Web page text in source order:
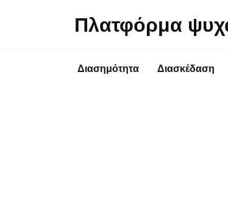
Πλατφόρμα
Διασημότητα Διασκέδαση